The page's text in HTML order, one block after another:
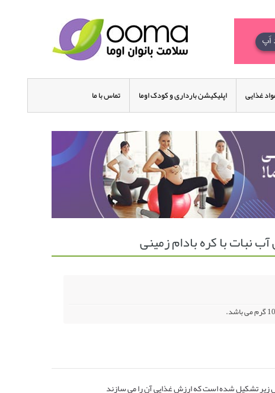
غذایی اپلیکیشن بارداری و کودک اوما تماس با ما
نبات با کره بادام زمینی
زیر تشکیل شده است که ارزش غذایی آن را می سازند